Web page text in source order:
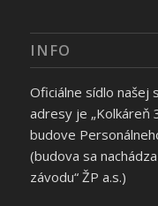
INFO
Oficiálne sídlo našej
adresy je „Kolkáreň
budove
(budova sa
závodu“ ŽP a.s.)